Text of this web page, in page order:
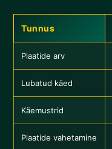
Tunnus
Plaatide arv
Lubatud käed
Käemustrid
Plaatide vahetamine